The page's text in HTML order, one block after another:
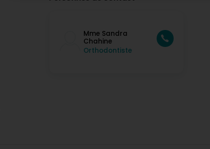
Mme Sandra
Chahine
Orthodontiste